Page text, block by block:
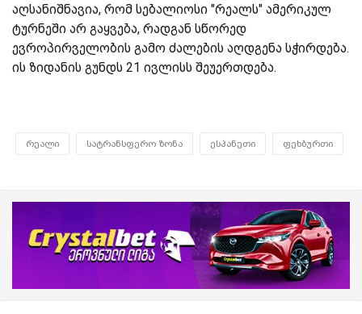
აღსანიშნავია, რომ სებალიოსი "რეალს" ამერიკულ
ტურნეში არ გაყვება, რადგან სწორედ
ევროპირველობის გამო ძალების აღდგენა სჭირდება.
ის ზიდანის გუნდს 21 ივლისს შეუერთდება.
რეალი სატრანსფერო ზონა ესპანეთი ფეხბურთი